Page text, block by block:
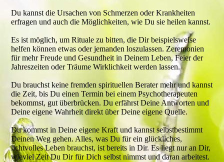
Du kannst die Ursachen von Schmerzen oder Krankheiten
erfragen und auch die Möglichkeiten, wie Du sie heilen kannst.
Es ist möglich, um Rituale zu bitten, die Dir beispielsweise
helfen können etwas oder jemanden loszulassen. Zeremonien
für mehr Freude und Gesundheit in Deinem Leben, Feier der
Jahreszeiten oder Träume Wirklichkeit werden lassen.
Du brauchst keine fremden spirituellen Berater mehr und kannst
die Zeit, bis Du einen Termin bei einem Psychotherapeuten
bekommst, gut überbrücken. Du erfährst Deine Antworten und
Deine eigene Wahrheit direkt über Deine eigene Quelle.
Du kommst in Deine eigene Kraft und kannst selbstbestimmt
Deinen Weg gehen. Alles, was Du für ein glückliches,
lichtvolles Leben brauchst, ist bereits in Dir. Es liegt nur an Dir,
wieviel Zeit Du Dir für Dich selbst nimmst und daran arbeitest.